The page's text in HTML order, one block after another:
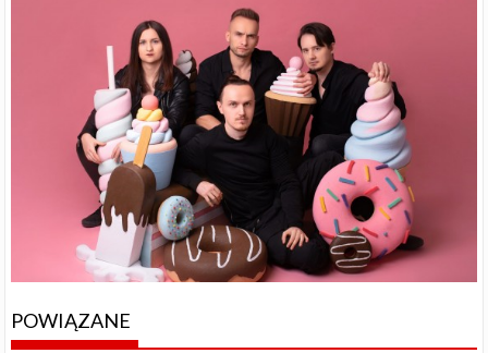
POWIĄZANE